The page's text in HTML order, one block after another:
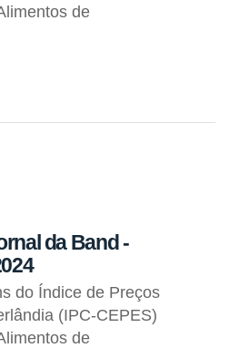
de
da Band -
do Índice de Preços
(IPC-CEPES)
de